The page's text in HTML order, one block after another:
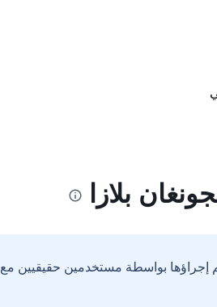
بلازا
إجراؤها بواسطة مستخدمين حقيقيين مع